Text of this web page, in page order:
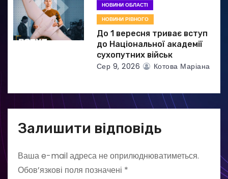
НОВИНИ ОБЛАСТІ
НОВИНИ РІВНОГО
До 1 вересня триває вступ
до Національної академії
сухопутних військ
Сер 9, 2026 Котова Маріана
Залишити відповідь
Ваша e-mail адреса не оприлюднюватиметься.
Обов’язкові поля позначені *